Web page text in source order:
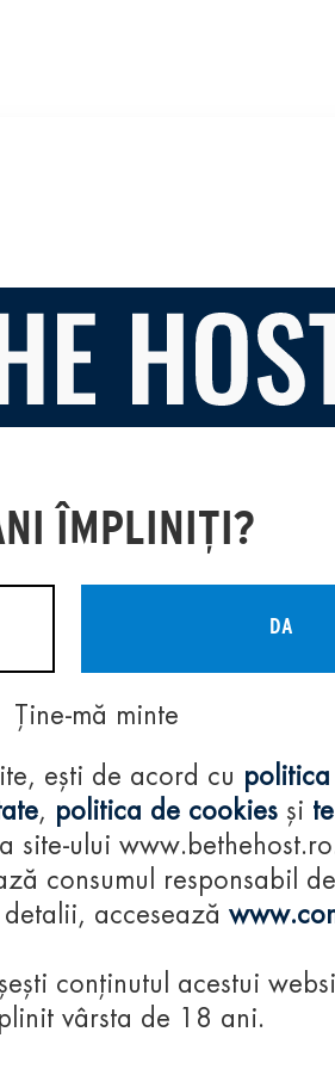
consumă-
ÎMPLINIȚI?
DA
Ține-mă minte
ești de acord cu politica
, politica de cookies și
site-ului
consumul responsabil de
accesează
conținutul acestui
vârsta de 18 ani.